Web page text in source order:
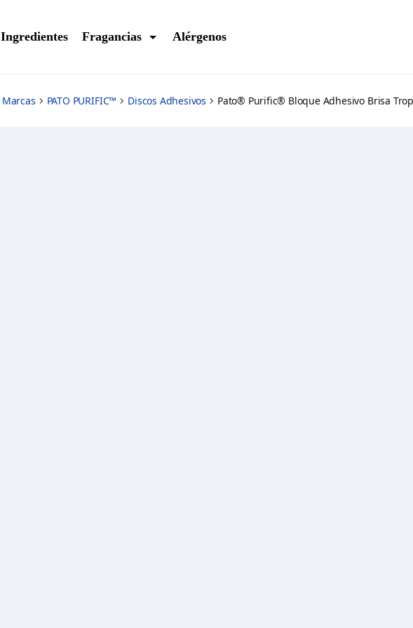
Ingredientes Fragancias Alérgenos
Marcas PATO PURIFIC™ Discos Adhesivos Pato® Purific® Bloque Adhesivo Brisa